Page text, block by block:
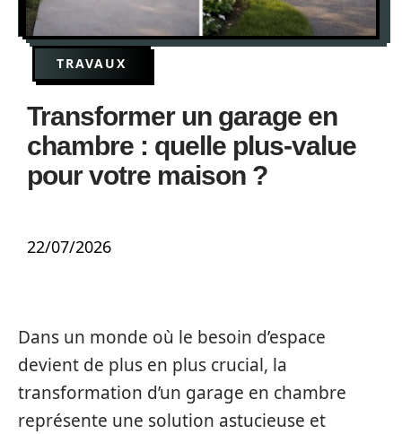
TRAVAUX
Transformer un garage en
chambre : quelle plus-value
pour votre maison ?
22/07/2026
Dans un monde où le besoin d’espace
devient de plus en plus crucial, la
transformation d’un garage en chambre
représente une solution astucieuse et